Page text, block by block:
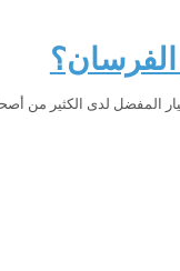
الفرسان؟
المفضل لدى الكثير من